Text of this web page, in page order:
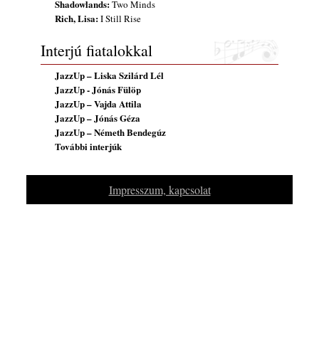
A free jazz kiemelkedő alakjai - 79. rész:
Marion Brown
Shadowlands:Two Minds
Rich, Lisa:I Still Rise
Interjú fiatalokkal
JazzUp – Liska Szilárd Lél
JazzUp - Jónás Fülöp
JazzUp – Vajda Attila
JazzUp – Jónás Géza
JazzUp – Németh Bendegúz
További interjúk
Impresszum, kapcsolat